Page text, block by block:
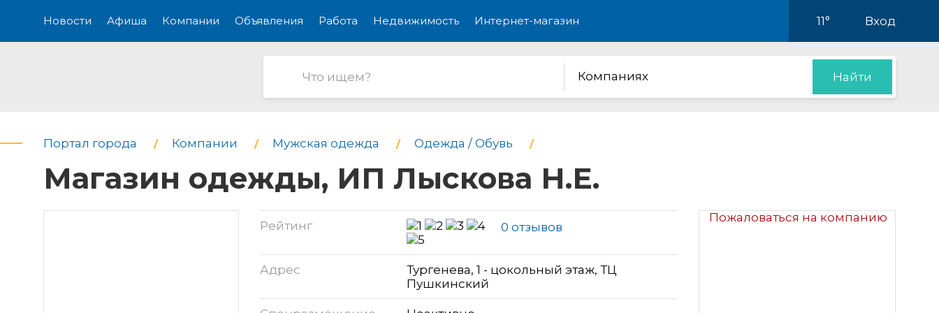
Новости Афиша Компании Объявления Работа Недвижимость Интернет-магазин 11° Вход
Компаниях Найти
Портал города Компании Мужская одежда Одежда / Обувь
Магазин одежды, ИП Лыскова Н.Е.
Пожаловаться на компанию
Рейтинг 0 отзывов
Адрес
Тургенева, 1 - цокольный этаж, ТЦ
Пушкинский